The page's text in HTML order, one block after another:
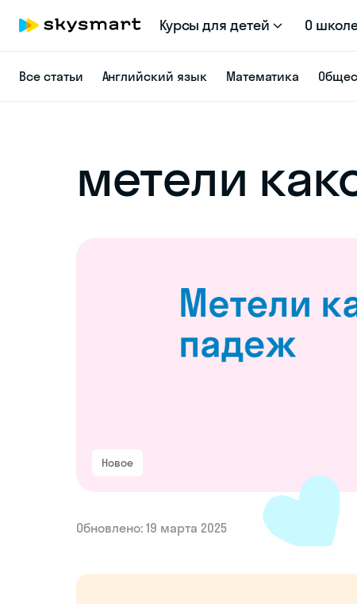
Курсы для детей О
Все статьи Английский язык Математика
метели
Новое
Обновлено: 19 марта 2025